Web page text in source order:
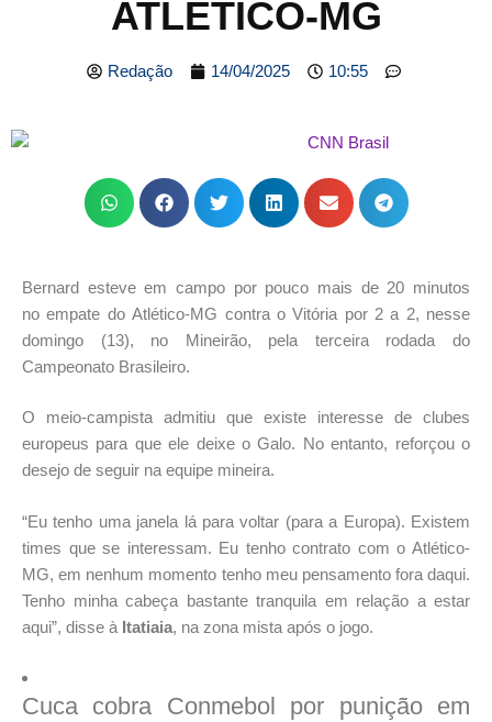
ATLÉTICO-MG
Redação 14/04/2025 10:55
Bernard esteve em campo por pouco mais de 20 minutos
noempate doAtlético-MG contra oVitória por 2 a 2, nesse
domingo (13), no Mineirão, pela terceira rodada do
Campeonato Brasileiro.
O meio-campista admitiu que existe interesse de clubes
europeus para que ele deixe o Galo. No entanto, reforçou o
desejo de seguir na equipe mineira.
“Eu tenho uma janela lá para voltar (para a Europa). Existem
times que se interessam. Eu tenho contrato com o Atlético-
MG, em nenhum momento tenho meu pensamento fora daqui.
Tenho minha cabeça bastante tranquila em relação a estar
aqui”, disse à Itatiaia, na zona mista após o jogo.
Cuca cobra Conmebol por punição em